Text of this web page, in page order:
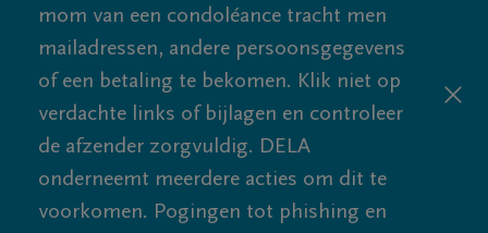
mom van een condoléance tracht men
mailadressen, andere persoonsgegevens
of een betaling te bekomen. Klik niet op
verdachte links of bijlagen en controleer
de afzender zorgvuldig. DELA
onderneemt meerdere acties om dit te
voorkomen. Pogingen tot phishing en